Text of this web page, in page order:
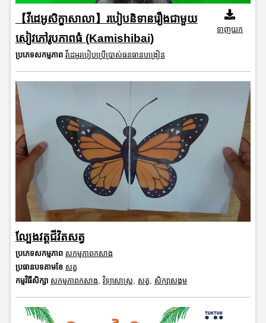
【វីដេអូសិក្ខាសាលា】របៀបនិទានរឿងជាមួយ
សៀវភៅរូបភាពធំ (Kamishibai)
ប្រភេទសកម្មភាព វីដេអូរបៀបប្រើប្រាស់ធនធានបង្រៀន
ទាញយក
ល្បែងវត្តជីវិតសត្វ
ប្រភេទសកម្មភាព សកម្មភាពកសាង
ប្រធានបទតាមខែ សត្វ
កម្មវិធីសិក្សា សកម្មភាពកសាង វិទ្យាសាស្រ្ត សត្វ សិក្សាសង្គម